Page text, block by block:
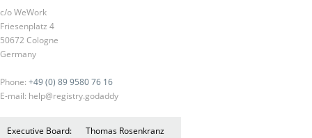
c/o WeWork
Friesenplatz 4
50672 Cologne
Germany
Phone: +49 (0) 89 9580 76 16
E-mail: help@registry.godaddy
Executive Board:
Thomas Rosenkranz